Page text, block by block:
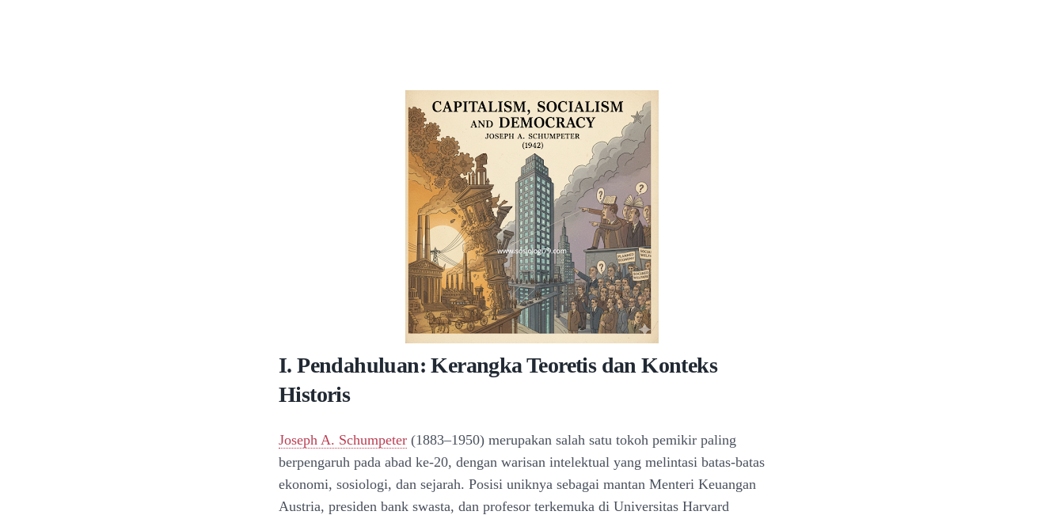
I. Pendahuluan: Kerangka Teoretis dan Konteks
Historis
Joseph A. Schumpeter (1883–1950) merupakan salah satu tokoh pemikir paling
berpengaruh pada abad ke-20, dengan warisan intelektual yang melintasi batas-batas
ekonomi, sosiologi, dan sejarah. Posisi uniknya sebagai mantan Menteri Keuangan
Austria, presiden bank swasta, dan profesor terkemuka di Universitas Harvard